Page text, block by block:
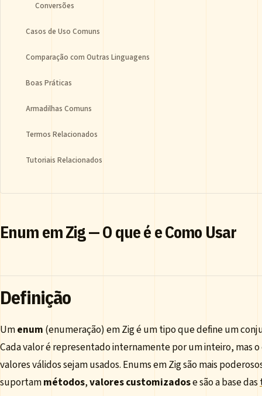
Conversões
Casos de Uso Comuns
Comparação com Outras Linguagens
Boas Práticas
Armadilhas Comuns
Termos Relacionados
Tutoriais Relacionados
Enum em Zig — O que é e Como Usar
Definição
Umenum (enumeração) em Zig é um tipo que define um
Cada valor é representado internamente por um inteiro, mas
valores válidos sejam usados. Enums em Zig são mais
suportammétodos,valores customizadose são a base das